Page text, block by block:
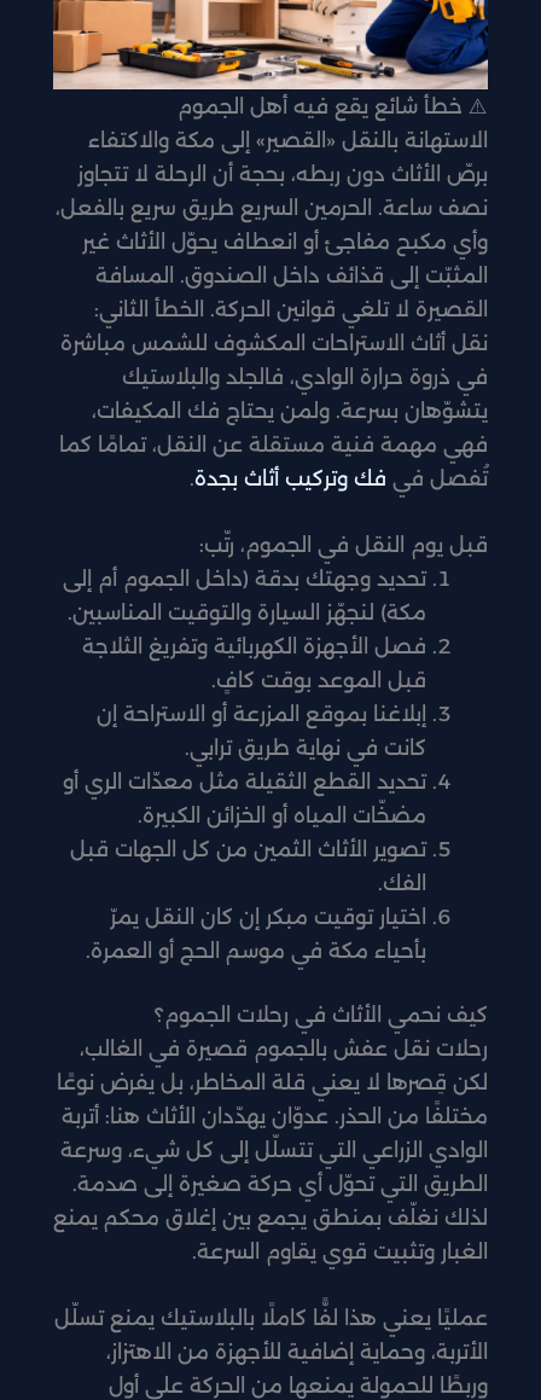
⚠️ خطأ شائع يقع فيه أهل الجموم
الاستهانة بالنقل «القصير» إلى مكة والاكتفاء
برصّ الأثاث دون ربطه، بحجة أن الرحلة لا تتجاوز
نصف ساعة. الحرمين السريع طريق سريع بالفعل،
وأي مكبح مفاجئ أو انعطاف يحوّل الأثاث غير
المثبّت إلى قذائف داخل الصندوق. المسافة
القصيرة لا تلغي قوانين الحركة. الخطأ الثاني:
نقل أثاث الاستراحات المكشوف للشمس مباشرة
في ذروة حرارة الوادي، فالجلد والبلاستيك
يتشوّهان بسرعة. ولمن يحتاج فك المكيفات،
فهي مهمة فنية مستقلة عن النقل، تمامًا كما
تُفصل في فك وتركيب أثاث بجدة.
قبل يوم النقل في الجموم، رتّب:
تحديد وجهتك بدقة (داخل الجموم أم إلى
مكة) لنجهّز السيارة والتوقيت المناسبين.
فصل الأجهزة الكهربائية وتفريغ الثلاجة
قبل الموعد بوقت كافٍ.
إبلاغنا بموقع المزرعة أو الاستراحة إن
كانت في نهاية طريق ترابي.
تحديد القطع الثقيلة مثل معدّات الري أو
مضخّات المياه أو الخزائن الكبيرة.
تصوير الأثاث الثمين من كل الجهات قبل
الفك.
اختيار توقيت مبكر إن كان النقل يمرّ
بأحياء مكة في موسم الحج أو العمرة.
كيف نحمي الأثاث في رحلات الجموم؟
رحلات نقل عفش بالجموم قصيرة في الغالب،
لكن قِصرها لا يعني قلة المخاطر، بل يفرض نوعًا
مختلفًا من الحذر. عدوّان يهدّدان الأثاث هنا: أتربة
الوادي الزراعي التي تتسلّل إلى كل شيء، وسرعة
الطريق التي تحوّل أي حركة صغيرة إلى صدمة.
لذلك نغلّف بمنطق يجمع بين إغلاق محكم يمنع
الغبار وتثبيت قوي يقاوم السرعة.
عمليًا يعني هذا لفًّا كاملًا بالبلاستيك يمنع تسلّل
الأتربة، وحماية إضافية للأجهزة من الاهتزاز،
وربطًا للحمولة يمنعها من الحركة على أول